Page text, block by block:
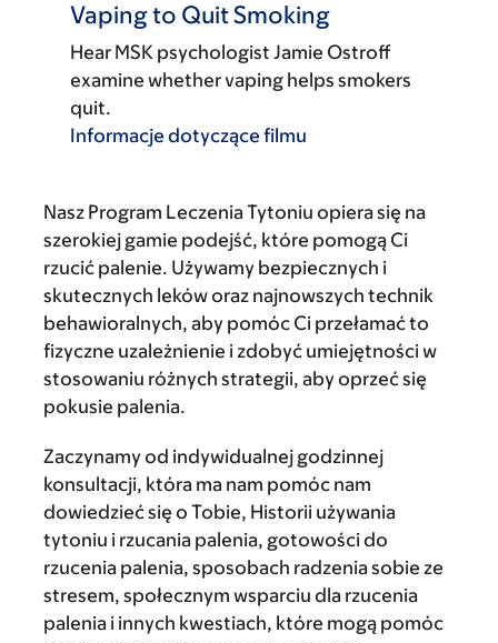
Vaping to Quit Smoking
Hear MSK psychologist Jamie Ostroff
examine whether vaping helps smokers
quit.
Informacje dotyczące filmu
Nasz Program Leczenia Tytoniu opiera się na
szerokiej gamie podejść, które pomogą Ci
rzucić palenie. Używamy bezpiecznych i
skutecznych leków oraz najnowszych technik
behawioralnych, aby pomóc Ci przełamać to
fizyczne uzależnienie i zdobyć umiejętności w
stosowaniu różnych strategii, aby oprzeć się
pokusie palenia.
Zaczynamy od indywidualnej godzinnej
konsultacji, która ma nam pomóc nam
dowiedzieć się o Tobie, Historii używania
tytoniu i rzucania palenia, gotowości do
rzucenia palenia, sposobach radzenia sobie ze
stresem, społecznym wsparciu dla rzucenia
palenia i innych kwestiach, które mogą pomóc